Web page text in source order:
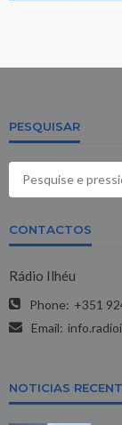
PESQUISAR
CONTACTOS
Rádio Ilhéu
Phone: +351
Email:
NOTICIAS